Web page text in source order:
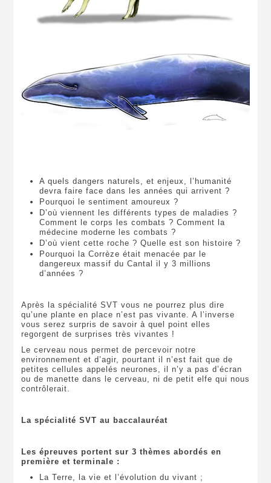
A quels dangers naturels, et enjeux, l’humanité
devra faire face dans les années qui arrivent ?
Pourquoi le sentiment amoureux ?
D’où viennent les différents types de maladies ?
Comment le corps les combats ? Comment la
médecine moderne les combats ?
D’où vient cette roche ? Quelle est son histoire ?
Pourquoi la Corrèze était menacée par le
dangereux massif du Cantal il y 3 millions
d’années ?
Après la spécialité SVT vous ne pourrez plus dire
qu’une plante en place n’est pas vivante. A l’inverse
vous serez surpris de savoir à quel point elles
regorgent de surprises très vivantes !
Le cerveau nous permet de percevoir notre
environnement et d’agir, pourtant il n’est fait que de
petites cellules appelés neurones, il n’y a pas d’écran
ou de manette dans le cerveau, ni de petit elfe qui nous
contrôlerait.
La spécialité SVT au baccalauréat
Les épreuves portent sur 3 thèmes abordés en
première et terminale :
La Terre, la vie et l’évolution du vivant ;